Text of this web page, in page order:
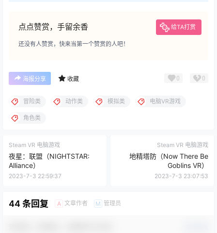
点点赞赏，手留余香 给TA打赏
还没有人赞赏，快来当第一个赞赏的人吧！
海报分享 收藏 0 0
冒险类 动作类 模拟类 电脑VR游戏
角色类
Steam VR 电脑游戏
夜星：联盟（NIGHTSTAR:
Alliance）
2023-7-3 22:59:37
Steam VR 电脑游戏
地精塔防（Now There Be
Goblins VR）
2023-7-3 23:07:53
44 条回复 A 文章作者 M 管理员